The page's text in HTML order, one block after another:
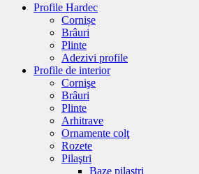
Profile Hardec
Cornișe
Brâuri
Plinte
Adezivi profile
Profile de interior
Cornişe
Brâuri
Plinte
Arhitrave
Ornamente colţ
Rozete
Pilaştri
Baze pilaștri